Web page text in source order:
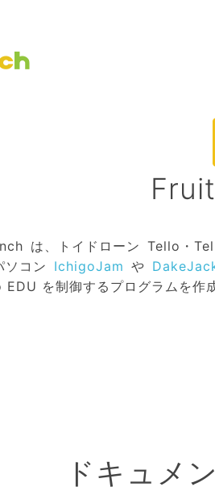
は、トイドローン Tello・
ソコン IchigoJam や
を制御するプログラムを作
ドキュメ